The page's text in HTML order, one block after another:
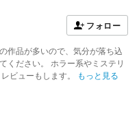
フォロー
作品が多いので、気分が落ち込
ください。 ホラー系やミステリ
ビューもします。
もっと見る